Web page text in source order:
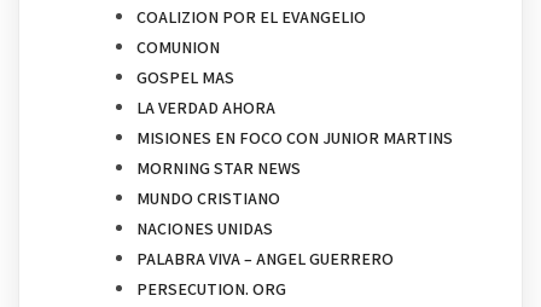
COALIZION POR EL EVANGELIO
COMUNION
GOSPEL MAS
LA VERDAD AHORA
MISIONES EN FOCO CON JUNIOR MARTINS
MORNING STAR NEWS
MUNDO CRISTIANO
NACIONES UNIDAS
PALABRA VIVA – ANGEL GUERRERO
PERSECUTION. ORG